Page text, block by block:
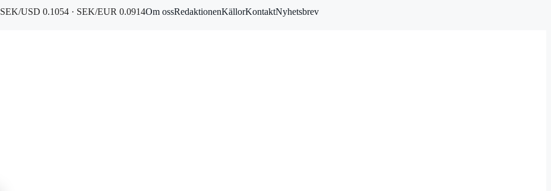
SEK/USD 0.1054 · SEK/EUR 0.0914Om ossRedaktionenKällorKontaktNyhetsbrev